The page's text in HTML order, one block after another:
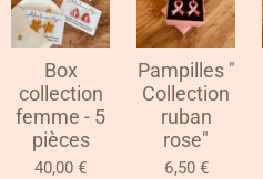
Box
collection
femme - 5
pièces
40,00 €
Pampilles "
Collection
ruban
rose"
6,50 €